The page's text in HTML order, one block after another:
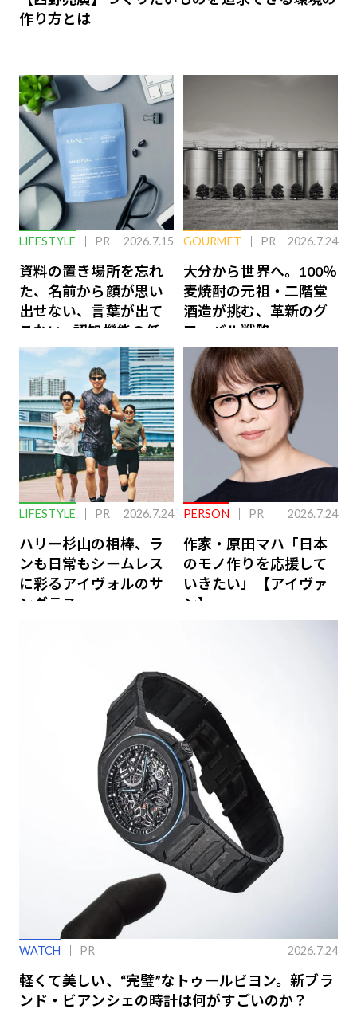
作り方とは
LIFESTYLE PR 2026.7.15
資料の置き場所を忘れ
た、名前から顔が思い
出せない、言葉が出て
こない…認知機能の低
下を救う、脳のインナ
ーケアとは
GOURMET PR 2026.7.24
大分から世界へ。100％
麦焼酎の元祖・二階堂
酒造が挑む、革新のグ
ローバル戦略
LIFESTYLE PR 2026.7.24
ハリー杉山の相棒、ラ
ンも日常もシームレス
に彩るアイヴォルのサ
ングラス
PERSON PR 2026.7.24
作家・原田マハ「日本
のモノ作りを応援して
いきたい」【アイヴァ
ン】
WATCH PR 2026.7.24
軽くて美しい、“完璧”なトゥールビヨン。新ブラ
ンド・ビアンシェの時計は何がすごいのか？